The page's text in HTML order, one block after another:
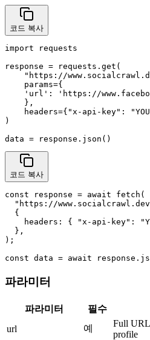
코드 복사
import requests
response = requests.get(
"https://
    params={
'url': 'https://
    },
headers={"x-api-key":
)
data = response.json()
코드 복사
const response = await fetch(
"https://
  {
headers: { "x-api-key":
  },
);
const data = await
파라미터
파라미터 필수
url
예
Full URL
profile